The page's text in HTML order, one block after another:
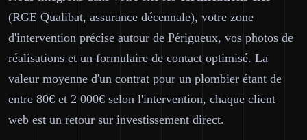
(RGE Qualibat, assurance décennale), votre zone
d'intervention précise autour de Périgueux, vos photos de
réalisations et un formulaire de contact optimisé. La
valeur moyenne d'un contrat pour un plombier étant de
entre 80€ et 2 000€ selon l'intervention, chaque client
web est un retour sur investissement direct.